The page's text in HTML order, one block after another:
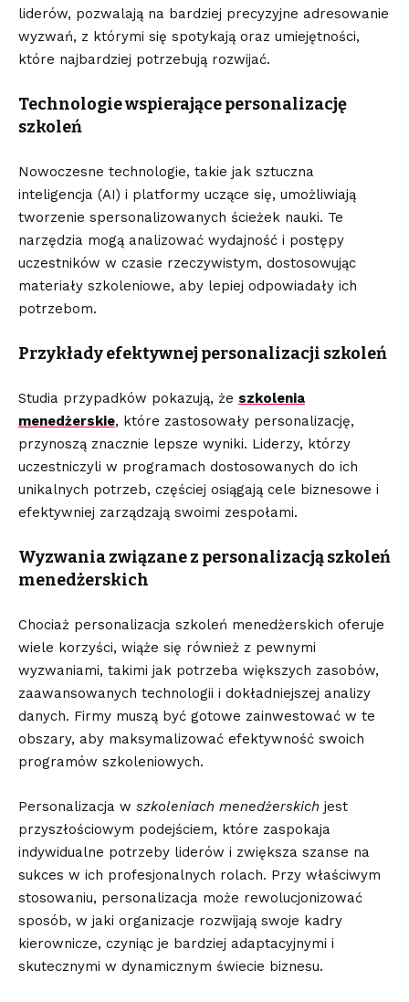
liderów, pozwalają na bardziej precyzyjne adresowanie
wyzwań, z którymi się spotykają oraz umiejętności,
które najbardziej potrzebują rozwijać.
Technologie wspierające personalizację
szkoleń
Nowoczesne technologie, takie jak sztuczna
inteligencja (AI) i platformy uczące się, umożliwiają
tworzenie spersonalizowanych ścieżek nauki. Te
narzędzia mogą analizować wydajność i postępy
uczestników w czasie rzeczywistym, dostosowując
materiały szkoleniowe, aby lepiej odpowiadały ich
potrzebom.
Przykłady efektywnej personalizacji szkoleń
Studia przypadków pokazują, że szkolenia
menedżerskie, które zastosowały personalizację,
przynoszą znacznie lepsze wyniki. Liderzy, którzy
uczestniczyli w programach dostosowanych do ich
unikalnych potrzeb, częściej osiągają cele biznesowe i
efektywniej zarządzają swoimi zespołami.
Wyzwania związane z personalizacją szkoleń
menedżerskich
Chociaż personalizacja szkoleń menedżerskich oferuje
wiele korzyści, wiąże się również z pewnymi
wyzwaniami, takimi jak potrzeba większych zasobów,
zaawansowanych technologii i dokładniejszej analizy
danych. Firmy muszą być gotowe zainwestować w te
obszary, aby maksymalizować efektywność swoich
programów szkoleniowych.
Personalizacja w szkoleniach menedżerskich jest
przyszłościowym podejściem, które zaspokaja
indywidualne potrzeby liderów i zwiększa szanse na
sukces w ich profesjonalnych rolach. Przy właściwym
stosowaniu, personalizacja może rewolucjonizować
sposób, w jaki organizacje rozwijają swoje kadry
kierownicze, czyniąc je bardziej adaptacyjnymi i
skutecznymi w dynamicznym świecie biznesu.